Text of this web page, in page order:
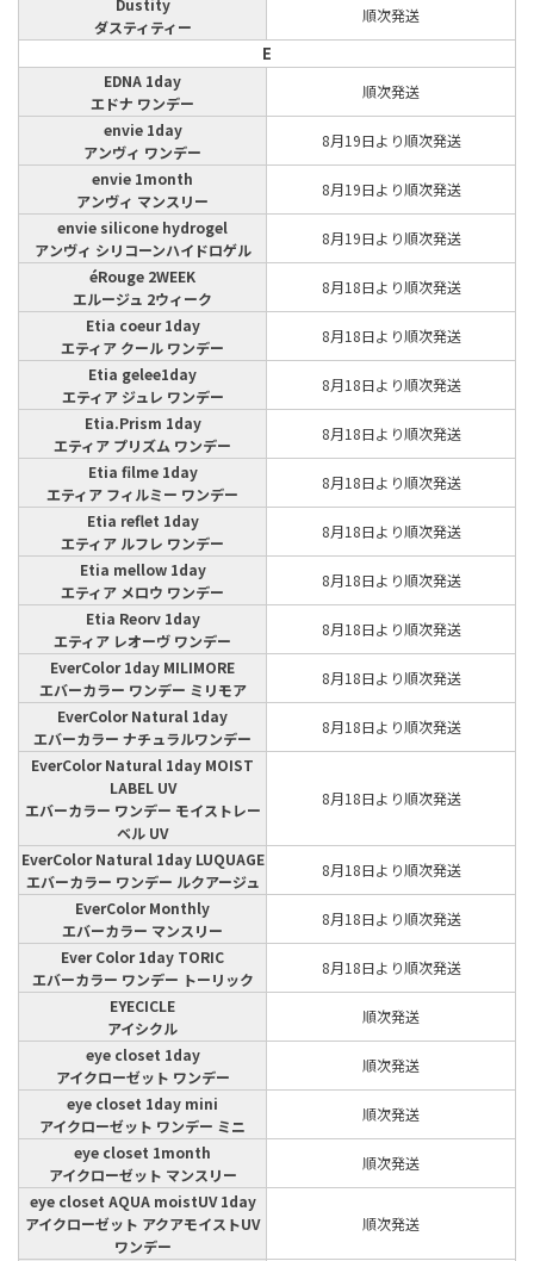
Dustity
ダスティティー
順次発送
E
EDNA 1day
エドナ ワンデー
順次発送
envie 1day
アンヴィ ワンデー
8月19日より順次発送
envie 1month
アンヴィ マンスリー
8月19日より順次発送
envie silicone hydrogel
アンヴィ シリコーンハイドロゲル
8月19日より順次発送
éRouge 2WEEK
エルージュ 2ウィーク
8月18日より順次発送
Etia coeur 1day
エティア クール ワンデー
8月18日より順次発送
Etia gelee1day
エティア ジュレ ワンデー
8月18日より順次発送
Etia.Prism 1day
エティア プリズム ワンデー
8月18日より順次発送
Etia filme 1day
エティア フィルミー ワンデー
8月18日より順次発送
Etia reflet 1day
エティア ルフレ ワンデー
8月18日より順次発送
Etia mellow 1day
エティア メロウ ワンデー
8月18日より順次発送
Etia Reorv 1day
エティア レオーヴ ワンデー
8月18日より順次発送
EverColor 1day MILIMORE
エバーカラー ワンデー ミリモア
8月18日より順次発送
EverColor Natural 1day
エバーカラー ナチュラルワンデー
8月18日より順次発送
EverColor Natural 1day MOIST
LABEL UV
エバーカラー ワンデー モイストレー
ベル UV
8月18日より順次発送
EverColor Natural 1day LUQUAGE
エバーカラー ワンデー ルクアージュ
8月18日より順次発送
EverColor Monthly
エバーカラー マンスリー
8月18日より順次発送
Ever Color 1day TORIC
エバーカラー ワンデー トーリック
8月18日より順次発送
EYECICLE
アイシクル
順次発送
eye closet 1day
アイクローゼット ワンデー
順次発送
eye closet 1day mini
アイクローゼット ワンデー ミニ
順次発送
eye closet 1month
アイクローゼット マンスリー
順次発送
eye closet AQUA moistUV 1day
アイクローゼット アクアモイストUV
ワンデー
順次発送